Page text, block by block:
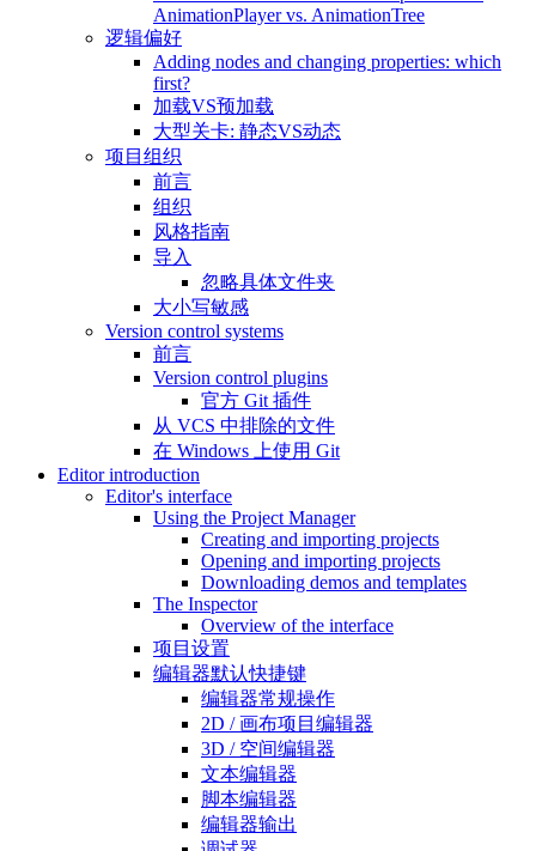
AnimationPlayer vs. AnimationTree
逻辑偏好
Adding nodes and changing properties: which
first?
加载VS预加载
大型关卡: 静态VS动态
项目组织
前言
组织
风格指南
导入
忽略具体文件夹
大小写敏感
Version control systems
前言
Version control plugins
官方 Git 插件
从 VCS 中排除的文件
在 Windows 上使用 Git
Editor introduction
Editor's interface
Using the Project Manager
Creating and importing projects
Opening and importing projects
Downloading demos and templates
The Inspector
Overview of the interface
项目设置
编辑器默认快捷键
编辑器常规操作
2D / 画布项目编辑器
3D / 空间编辑器
文本编辑器
脚本编辑器
编辑器输出